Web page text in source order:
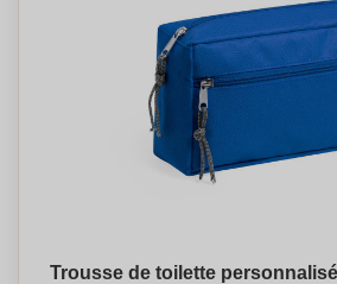
Trousse de toilette